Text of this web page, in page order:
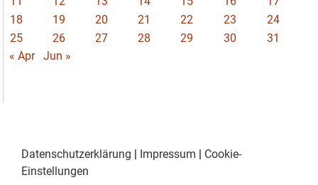
18
19 20 21 22 23
24
25
26 27 28 29 30
31
« Apr
Jun »
Datenschutzerklärung | Impressum | Cookie-
Einstellungen